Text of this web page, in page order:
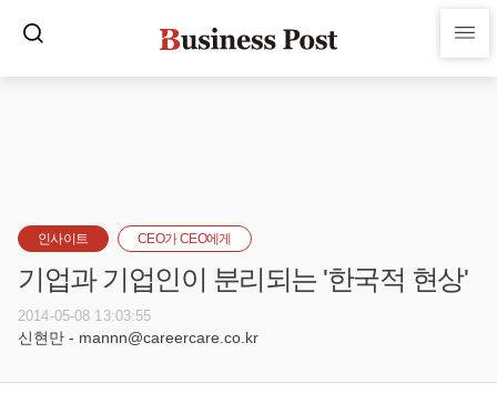
인사이트 CEO가 CEO에게
기업과 기업인이 분리되는 '한국적 현상'
2014-05-08 13:03:55
신현만 - mannn@careercare.co.kr